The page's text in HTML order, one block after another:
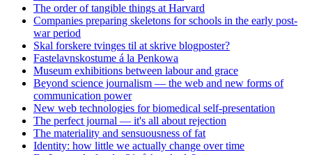
The order of tangible things at Harvard
Companies preparing skeletons for schools in the early post-
war period
Skal forskere tvinges til at skrive blogposter?
Fastelavnskostume á la Penkowa
Museum exhibitions between labour and grace
Beyond science journalism — the web and new forms of
communication power
New web technologies for biomedical self-presentation
The perfect journal — it's all about rejection
The materiality and sensuousness of fat
Identity: how little we actually change over time